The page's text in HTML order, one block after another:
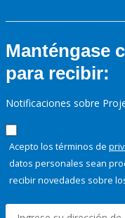
Manténgase
para recibir:
Notificaciones sobre
Acepto los términos de
datos personales sean
recibir novedades sobre